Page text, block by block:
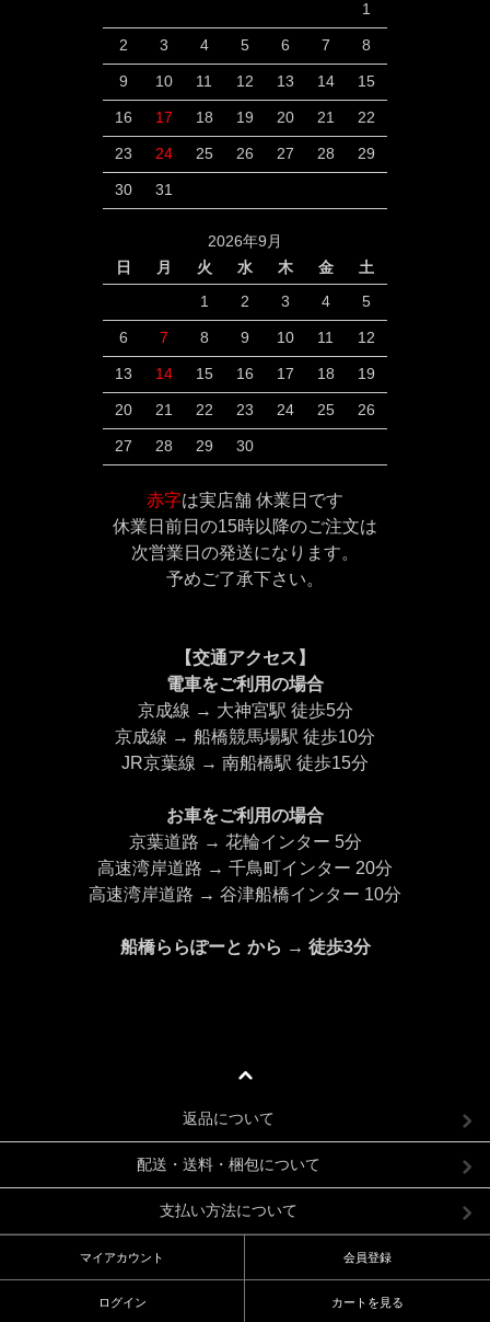
1
2 3 4 5 6 7 8
9 10 11 12 13 14 15
16 17 18 19 20 21 22
23 24 25 26 27 28 29
30 31
2026年9月
日
月 火 水 木 金 土
1 2 3 4 5
6 7 8 9 10 11 12
13 14 15 16 17 18 19
20 21 22 23 24 25 26
27 28 29 30
赤字は実店舗 休業日です
休業日前日の15時以降のご注文は
次営業日の発送になります。
予めご了承下さい。
【交通アクセス】
電車をご利用の場合
京成線 → 大神宮駅 徒歩5分
京成線 → 船橋競馬場駅 徒歩10分
JR京葉線 → 南船橋駅 徒歩15分
お車をご利用の場合
京葉道路 → 花輪インター 5分
高速湾岸道路 → 千鳥町インター 20分
高速湾岸道路 → 谷津船橋インター 10分
船橋ららぽーと から → 徒歩3分
返品について
配送・送料・梱包について
支払い方法について
マイアカウント 会員登録
ログイン カートを見る